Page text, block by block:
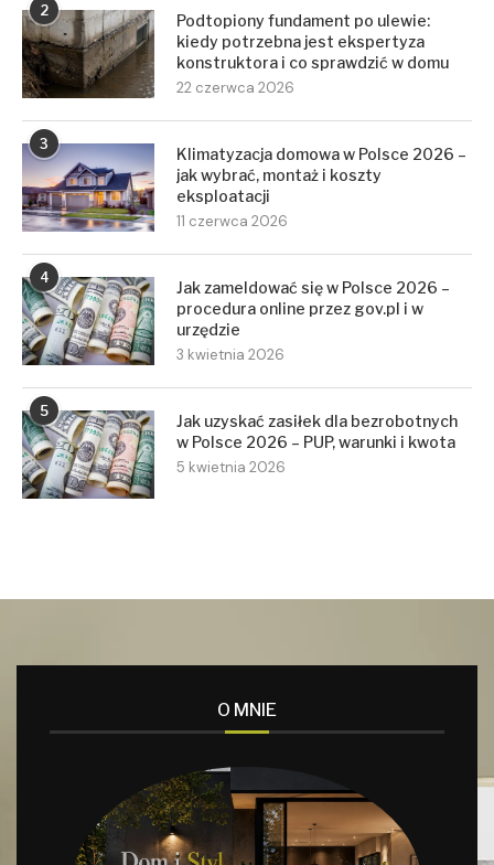
2
Podtopiony fundament po ulewie:
kiedy potrzebna jest ekspertyza
konstruktora i co sprawdzić w domu
22 czerwca 2026
3
Klimatyzacja domowa w Polsce 2026 –
jak wybrać, montaż i koszty
eksploatacji
11 czerwca 2026
4
Jak zameldować się w Polsce 2026 –
procedura online przez gov.pl i w
urzędzie
3 kwietnia 2026
5
Jak uzyskać zasiłek dla bezrobotnych
w Polsce 2026 – PUP, warunki i kwota
5 kwietnia 2026
O MNIE